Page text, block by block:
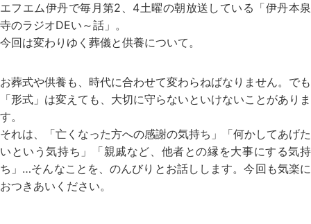
エフエム伊丹で毎月第2、4土曜の朝放送している「伊丹本泉
寺のラジオDEい～話」。
今回は変わりゆく葬儀と供養について。
お葬式や供養も、時代に合わせて変わらねばなりません。でも
「形式」は変えても、大切に守らないといけないことがありま
す。
それは、「亡くなった方への感謝の気持ち」「何かしてあげた
いという気持ち」「親戚など、他者との縁を大事にする気持
ち」…そんなことを、のんびりとお話しします。今回も気楽に
おつきあいください。